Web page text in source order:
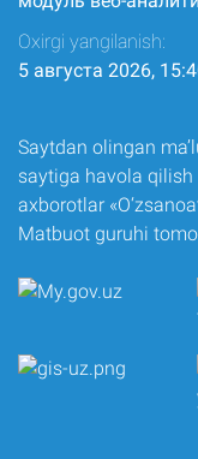
Oxirgi yangilanish:
5 августа 2026,
Saytdan olingan
saytiga havola
axborotlar
Matbuot guruhi